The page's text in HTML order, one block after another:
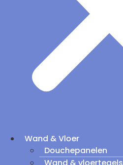
Wand & Vloer
Douchepanelen
Wand & vloertegels